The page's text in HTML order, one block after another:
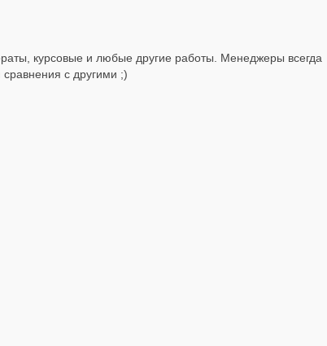
курсовые и любые другие работы. Менеджеры всегда
с другими ;)